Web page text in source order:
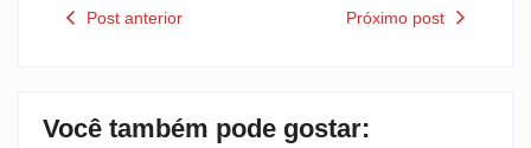
Post anterior Próximo post
Você também pode gostar: